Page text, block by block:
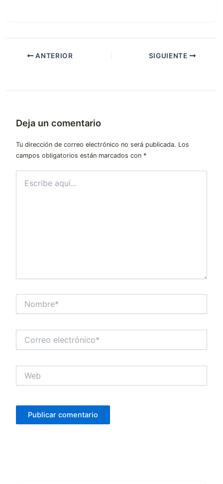
ANTERIOR SIGUIENTE
Deja un comentario
Tu dirección de correo electrónico no será publicada. Los
campos obligatorios están marcados con *
aquí...
electrónico*